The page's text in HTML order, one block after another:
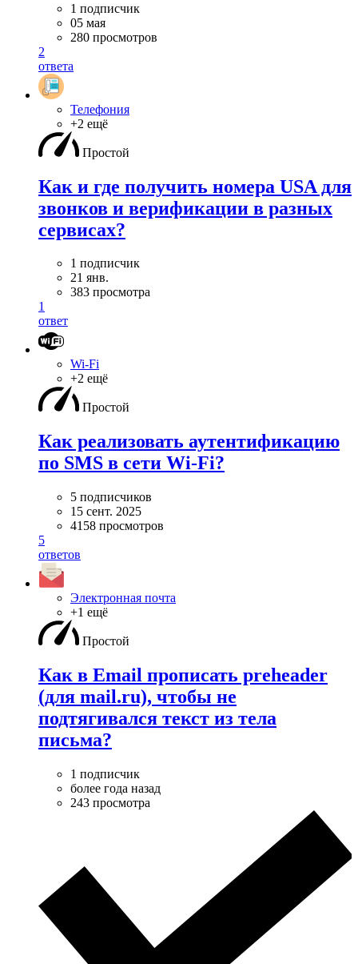
1 подписчик
05 мая
280 просмотров
2
ответа
Телефония
+2 ещё
Простой
Как и где получить номера USA для
звонков и верификации в разных
сервисах?
1 подписчик
21 янв.
383 просмотра
1
ответ
Wi-Fi
+2 ещё
Простой
Как реализовать аутентификацию
по SMS в сети Wi-Fi?
5 подписчиков
15 сент. 2025
4158 просмотров
5
ответов
Электронная почта
+1 ещё
Простой
Как в Email прописать preheader
(для mail.ru), чтобы не
подтягивался текст из тела
письма?
1 подписчик
более года назад
243 просмотра